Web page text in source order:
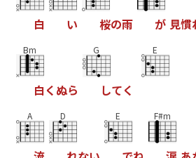
白 い 桜の雨 が 見慣
Bm
白 く ぬら
G
してく
E
A D E F#m